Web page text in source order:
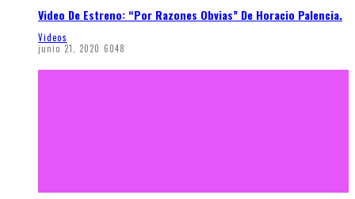
Video De Estreno: “Por Razones Obvias” De Horacio Palencia.
Videos
junio 21, 2020 6048